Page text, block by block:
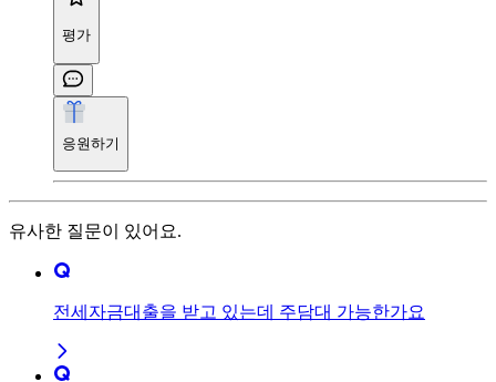
평가
응원하기
유사한 질문이 있어요.
전세자금대출을 받고 있는데 주담대 가능한가요